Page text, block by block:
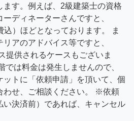
ます。例えば、2級建築士の資格
ディネーターさんですと、
）ほどとなっております。 ま
アのアドバイス等ですと、
提供されるケースもございま
では料金は発生しませんので、
ットに「依頼申請」を頂いて、個
わせ、ご相談ください。 ※依頼
い決済前）であれば、キャンセル